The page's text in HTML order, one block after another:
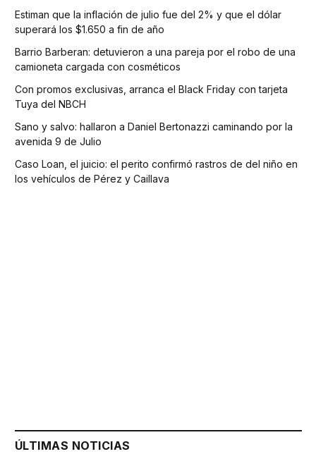
Estiman que la inflación de julio fue del 2% y que el dólar
superará los $1.650 a fin de año
Barrio Barberan: detuvieron a una pareja por el robo de una
camioneta cargada con cosméticos
Con promos exclusivas, arranca el Black Friday con tarjeta
Tuya del NBCH
Sano y salvo: hallaron a Daniel Bertonazzi caminando por la
avenida 9 de Julio
Caso Loan, el juicio: el perito confirmó rastros de del niño en
los vehículos de Pérez y Caillava
ÚLTIMAS NOTICIAS